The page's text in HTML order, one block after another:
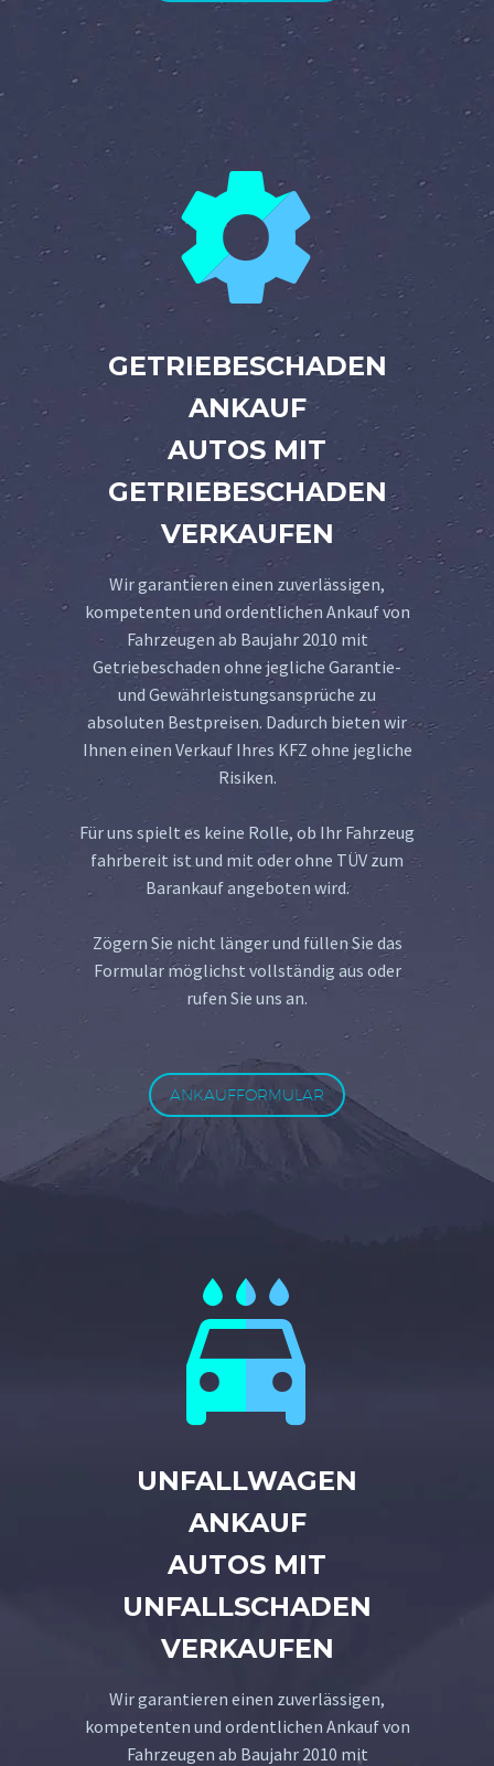


GETRIEBESCHADEN
ANKAUF
AUTOS MIT
GETRIEBESCHADEN
VERKAUFEN
Wir garantieren einen zuverlässigen,
kompetenten und ordentlichen Ankauf von
Fahrzeugen ab Baujahr 2010 mit
Getriebeschaden ohne jegliche Garantie-
und Gewährleistungsansprüche zu
absoluten Bestpreisen. Dadurch bieten wir
Ihnen einen Verkauf Ihres KFZ ohne jegliche
Risiken.
Für uns spielt es keine Rolle, ob Ihr Fahrzeug
fahrbereit ist und mit oder ohne TÜV zum
Barankauf angeboten wird.
Zögern Sie nicht länger und füllen Sie das
Formular möglichst vollständig aus oder
rufen Sie uns an.
ANKAUFFORMULAR


UNFALLWAGEN
ANKAUF
AUTOS MIT
UNFALLSCHADEN
VERKAUFEN
Wir garantieren einen zuverlässigen,
kompetenten und ordentlichen Ankauf von
Fahrzeugen ab Baujahr 2010 mit